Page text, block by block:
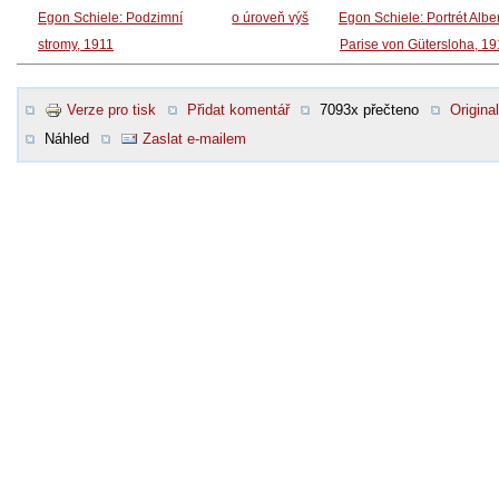
Egon Schiele: Podzimní
stromy, 1911
o úroveň výš
Egon Schiele: Portrét
Parise von Gütersloha,
Verze pro tisk Přidat komentář 7093x přečteno
Original
Náhled
Zaslat e-mailem